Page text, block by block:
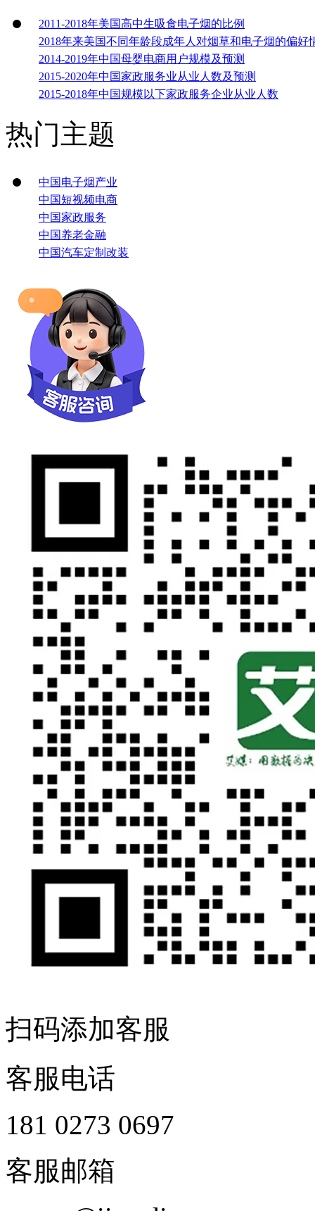
2011-2018年美国高中生吸食电子烟的比例
2018年来美国不同年龄段成年人对烟草和电子烟的偏好
2014-2019年中国母婴电商用户规模及预测
2015-2020年中国家政服务业从业人数及预测
2015-2018年中国规模以下家政服务企业从业人数
热门主题
中国电子烟产业
中国短视频电商
中国家政服务
中国养老金融
中国汽车定制改装
扫码添加客服
客服电话
181 0273 0697
客服邮箱